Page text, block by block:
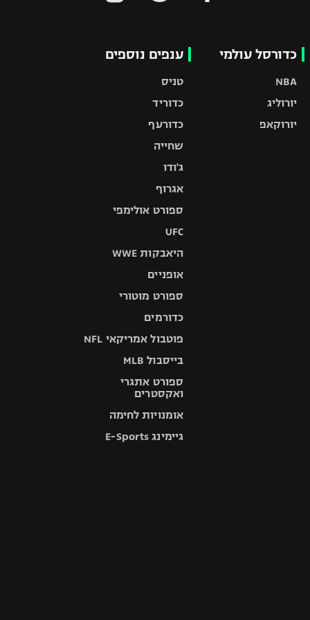
כדורסל עולמי
NBA
יורוליג
יורוקאפ
ענפים נוספים
טניס
כדוריד
כדורעף
שחייה
ג'ודו
אגרוף
ספורט אולימפי
UFC
היאבקות WWE
אופניים
ספורט מוטורי
כדורמים
פוטבול אמריקאי NFL
בייסבול MLB
ספורט אתגרי
ואקסטרים
אומנויות לחימה
גיימינג E-Sports